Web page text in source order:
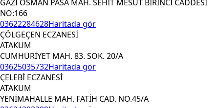
GAZI OSMAN PASA MAH. SEHIT MESUT BIRINCI CADDESI
NO:166
03622284628Haritada gör
ÇÖLGEÇEN ECZANESİ
ATAKUM
CUMHURİYET MAH. 83. SOK. 20/A
03625035732Haritada gör
ÇELEBİ ECZANESİ
ATAKUM
YENİMAHALLE MAH. FATİH CAD. NO.45/A